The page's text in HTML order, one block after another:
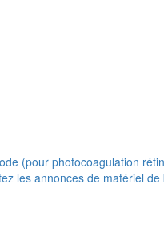
(pour photocoagulation
les annonces de matériel